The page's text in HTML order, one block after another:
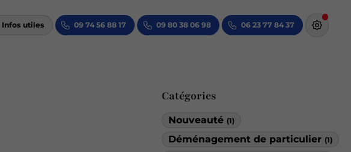
Infos utiles 09 74 56 88 17 09 80 38 06 98 06 23 77 84 37
Catégories
Nouveauté (1)
Déménagement de particulier (1)